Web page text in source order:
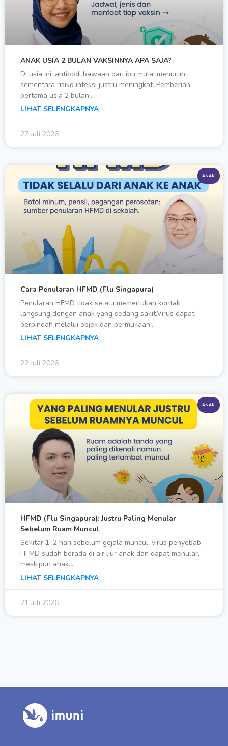
ANAK USIA 2 BULAN VAKSINNYA APA SAJA?
Di usia ini, antibodi bawaan dari ibu mulai menurun,
sementara risiko infeksi justru meningkat. Pemberian
pertama usia 2 bulan…
LIHAT SELENGKAPNYA
27 Juli 2026
ANAK
Cara Penularan HFMD (Flu Singapura)
Penularan HFMD tidak selalu memerlukan kontak
langsung dengan anak yang sedang sakit.Virus dapat
berpindah melalui objek dan permukaan…
LIHAT SELENGKAPNYA
22 Juli 2026
ANAK
HFMD (Flu Singapura): Justru Paling Menular
Sebelum Ruam Muncul
Sekitar 1–2 hari sebelum gejala muncul, virus penyebab
HFMD sudah berada di air liur anak dan dapat menular,
meskipun anak…
LIHAT SELENGKAPNYA
21 Juli 2026